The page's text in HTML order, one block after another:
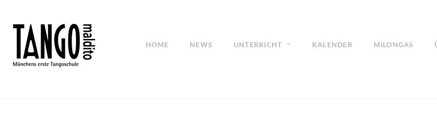
HOME NEWS UNTERRICHT KALENDER MILONGAS